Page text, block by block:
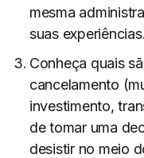
mesma
suas experiências.
Conheça quais
cancelamento
investimento,
de tomar uma
desistir no meio